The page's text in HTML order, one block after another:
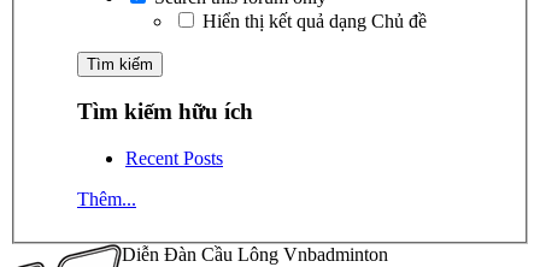
Hiển thị kết quả dạng Chủ đề
Tìm kiếm hữu ích
Recent Posts
Thêm...
Diễn Đàn Cầu Lông Vnbadminton